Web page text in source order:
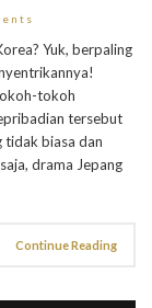
Yuk, berpaling
tokoh
tersebut
tidak biasa dan
drama Jepang
Continue Reading